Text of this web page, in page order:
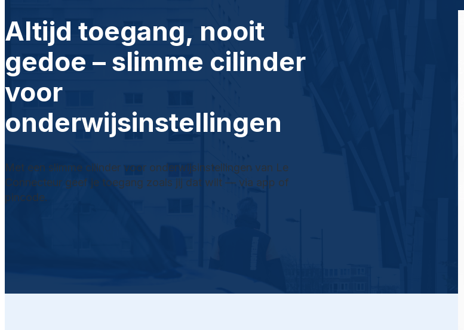
Altijd toegang, nooit
gedoe – slimme cilinder
voor
onderwijsinstellingen
Met een slimme cilinder voor onderwijsinstellingen van Le
Connecteur geef je toegang zoals jij dat wilt — via app of
pincode.